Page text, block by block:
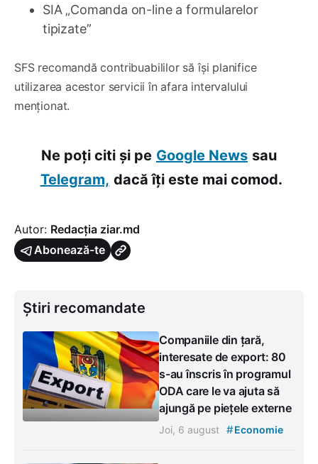
SIA „Comanda on-line a formularelor
tipizate”
SFS recomandă contribuabililor să își planifice
utilizarea acestor servicii în afara intervalului
menționat.
Ne poți citi și pe Google News sau
Telegram, dacă îți este mai comod.
Autor: Redacția ziar.md
Abonează-te
Știri recomandate
Companiile din țară,
interesate de export: 80
s-au înscris în programul
ODA care le va ajuta să
ajungă pe piețele externe
Joi, 6 august #Economie